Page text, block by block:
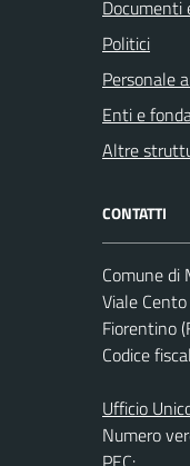
Documenti
Politici
Personale
Enti e
Altre
CONTATTI
Comune di
Viale
Fiorentino
Codice
Ufficio
Numero